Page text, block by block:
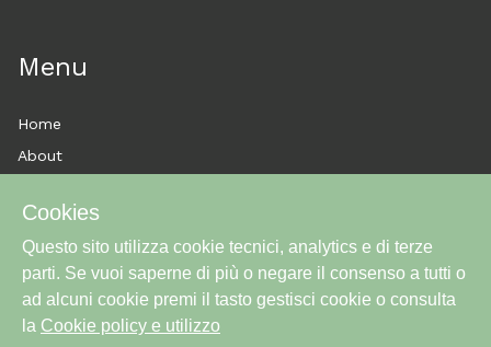
Menu
Home
About
News
Historytelling
Cookie policy e utilizzo
Cookies
Questo sito utilizza cookie tecnici, analytics e di terze
parti. Se vuoi saperne di più o negare il consenso a tutti o
ad alcuni cookie premi il tasto gestisci cookie o consulta
la Cookie policy e utilizzo